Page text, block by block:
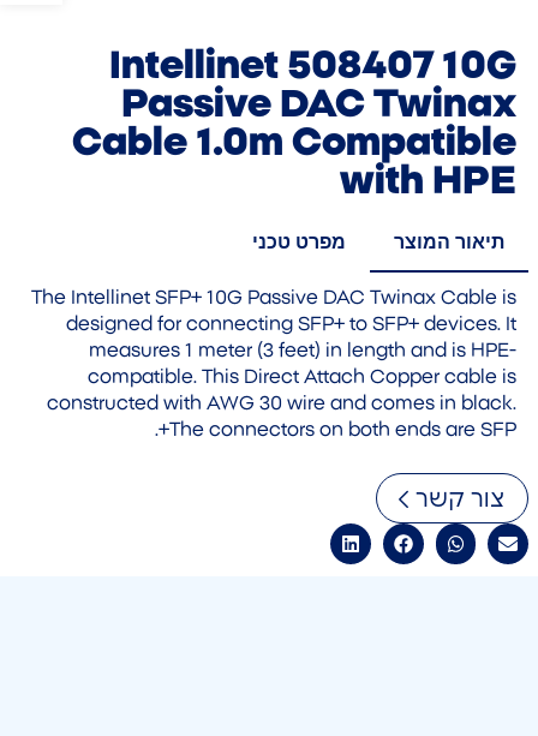
Intellinet 508407 10G
Passive DAC Twinax
Cable 1.0m Compatible
with HPE
תיאור המוצר מפרט טכני
The Intellinet SFP+ 10G Passive DAC Twinax Cable is
designed for connecting SFP+ to SFP+ devices. It
measures 1 meter (3 feet) in length and is HPE-
compatible. This Direct Attach Copper cable is
constructed with AWG 30 wire and comes in black.
The connectors on both ends are SFP+.
צור קשר